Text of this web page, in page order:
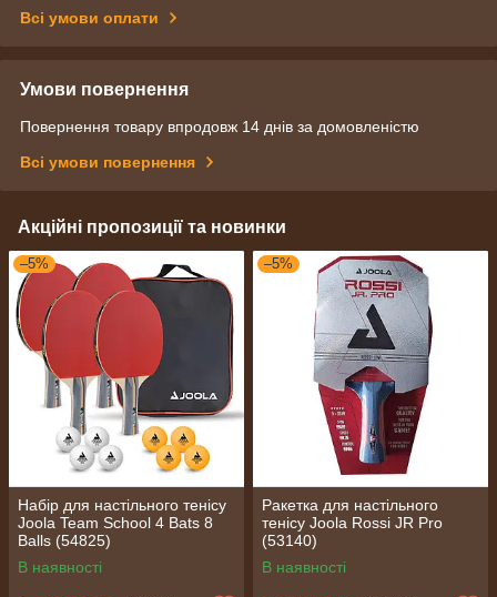
Всі умови оплати
Умови повернення
Повернення товару впродовж 14 днів за домовленістю
Всі умови повернення
Акційні пропозиції та новинки
–5%
Набір для настільного тенісу
Joola Team School 4 Bats 8
Balls (54825)
В наявності
–5%
Ракетка для настільного
тенісу Joola Rossi JR Pro
(53140)
В наявності